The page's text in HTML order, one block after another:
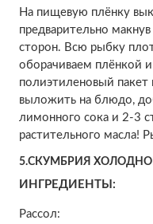
На пищевую плёнку
предварительно
сторон. Всю рыбку
оборачиваем плёнкой
полиэтиленовый
выложить на блюдо,
лимонного сока и 2-3
растительного масла!
5.СКУМБРИЯ
ИНГРЕДИЕНТЫ:
Рассол: